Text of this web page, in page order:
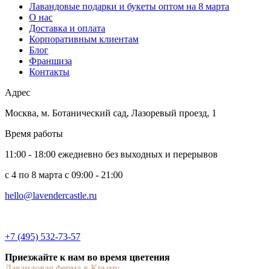
Лавандовые подарки и букеты оптом на 8 марта
О нас
Доставка и оплата
Корпоративным клиентам
Блог
Франшиза
Контакты
Адрес
Москва, м. Ботанический сад, Лазоревый проезд, 1
Время работы
11:00 - 18:00 ежедневно без выходных и перерывов
c 4 по 8 марта с 09:00 - 21:00
hello@lavendercastle.ru
+7 (495) 532-73-57
Приезжайте к нам во время цветения